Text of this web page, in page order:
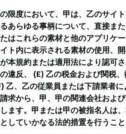
限度において、甲は、乙のサイ
あらゆる事柄について、直接ま
はこれらの素材と他のアプリ
ト内に表示される素材の使用、
本規約または適用法により認可
違反、 (E) 乙の税金および関税
乙、乙の従業員または下請業者
求から、甲、甲の関連会社およ
ます。甲または甲の被指名人は
していかなる法的措置を行うこ